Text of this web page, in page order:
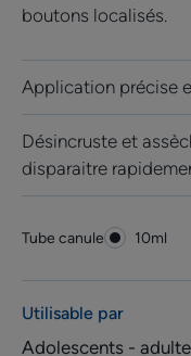
boutons localisés.
Application précise
Désincruste et
disparaitre
Tube canule
Tube
10ml
Utilisable par
Adolescents -